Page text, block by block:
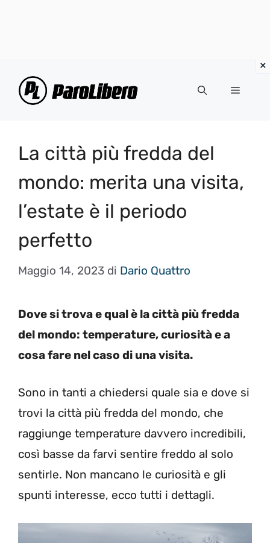
Menu
La città più fredda del
mondo: merita una visita,
l’estate è il periodo
perfetto
Maggio 14, 2023 di Dario Quattro
Dove si trova e qual è la città più fredda
del mondo: temperature, curiosità e a
cosa fare nel caso di una visita.
Sono in tanti a chiedersi quale sia e dove si
trovi la città più fredda del mondo, che
raggiunge temperature davvero incredibili,
così basse da farvi sentire freddo al solo
sentirle. Non mancano le curiosità e gli
spunti interesse, ecco tutti i dettagli.